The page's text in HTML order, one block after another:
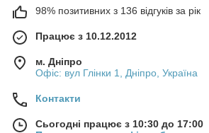
98% позитивних з 136 відгуків за рік
Працює з 10.12.2012
м. Дніпро
Офіс: вул Глінки 1, Дніпро, Україна
Контакти
Сьогодні працює з 10:30 до 17:00